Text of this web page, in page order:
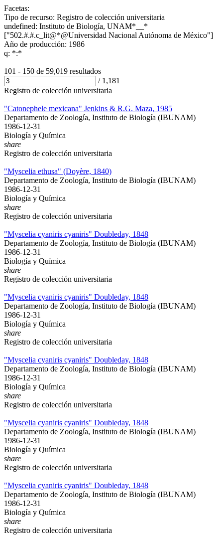
Facetas:
Tipo de recurso: Registro de colección universitaria
undefined: Instituto de Biología, UNAM*__*
["502.#.#.c_lit@*@Universidad Nacional Autónoma de México"]
Año de producción: 1986
q: *:*
101 - 150 de 59,019 resultados
/ 1,181
Registro de colección universitaria
"Catonephele mexicana" Jenkins & R.G. Maza, 1985
Departamento de Zoología, Instituto de Biología (IBUNAM)
1986-12-31
Biología y Química
share
Registro de colección universitaria
"Myscelia ethusa" (Doyère, 1840)
Departamento de Zoología, Instituto de Biología (IBUNAM)
1986-12-31
Biología y Química
share
Registro de colección universitaria
"Myscelia cyaniris cyaniris" Doubleday, 1848
Departamento de Zoología, Instituto de Biología (IBUNAM)
1986-12-31
Biología y Química
share
Registro de colección universitaria
"Myscelia cyaniris cyaniris" Doubleday, 1848
Departamento de Zoología, Instituto de Biología (IBUNAM)
1986-12-31
Biología y Química
share
Registro de colección universitaria
"Myscelia cyaniris cyaniris" Doubleday, 1848
Departamento de Zoología, Instituto de Biología (IBUNAM)
1986-12-31
Biología y Química
share
Registro de colección universitaria
"Myscelia cyaniris cyaniris" Doubleday, 1848
Departamento de Zoología, Instituto de Biología (IBUNAM)
1986-12-31
Biología y Química
share
Registro de colección universitaria
"Myscelia cyaniris cyaniris" Doubleday, 1848
Departamento de Zoología, Instituto de Biología (IBUNAM)
1986-12-31
Biología y Química
share
Registro de colección universitaria